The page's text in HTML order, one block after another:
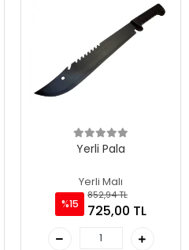
Yerli Pala
Yerli Malı
%15
852,94 TL
725,00 TL